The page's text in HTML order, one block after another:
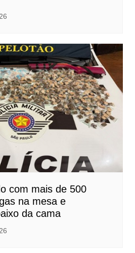
com mais de 500
na mesa e
da cama